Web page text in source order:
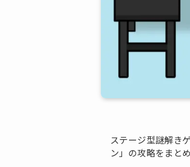
ステージ型謎解き
ン」の攻略をまと